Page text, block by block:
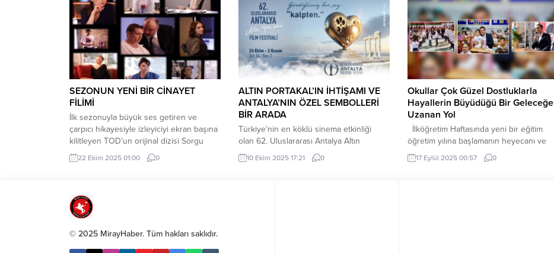
başladı. Konya Büyükşehir Belediyesi
bünyesinde gönüllü üniversite
öğrencilerinin kurduğu Kudüs Çalışma
Grubu tarafından yürütülen Kudüs Okulu,
yeni döneme de aynı motivasyonla
başladı. Çocuklara Filistin bilinci
kazandırmak amacıyla...
SEZONUN YENİ BİR CİNAYET
FİLİMİ
İlk sezonuyla büyük ses getiren ve
çarpıcı hikayesiyle izleyiciyi ekran başına
kilitleyen TOD’un orijinal dizisi Sorgu
yeni sezonuyla 23 Ekim’den itibaren
izleyicisiyle buluşuyor. Hazal Kaya ve
basın günü de düzenlendi. Basın
mensuplarıyla bir araya gelen oyuncular
22 Ekim 2025 01:00 0
ALTIN PORTAKAL’IN İHTİŞAMI VE
ANTALYA’NIN ÖZEL SEMBOLLERİ
BİR ARADA
Türkiye’nin en köklü sinema etkinliği
olan 62. Uluslararası Antalya Altın
Portakal Film Festivali, bu yıl “Kalpten”
mottosuyla sinemaseverlerle buluşacak.
arasında gerçekleşecek festival,
sinemanın özündeki içtenliği, duyguyu ve
samimiyeti merkeze alacak. Türkiye’nin
en köklü sinema etkinliği 62. Uluslararası
Antalya Altın Portakal Film Festivali’nin bu
10 Ekim 2025 17:21 0
Okullar Çok Güzel Dostluklarla
Hayallerin Büyüdüğü Bir Geleceğe
Uzanan Yol
İlköğretim Haftasında yeni bir eğitim
öğretim yılına başlamanın heyecanı ve
mutluluğunun yaşandığı törende Giresun
Belediye Başkanı Fuat Köse’de bir
17 Eylül 2025 00:57 0
© 2025 MirayHaber. Tüm hakları saklıdır.